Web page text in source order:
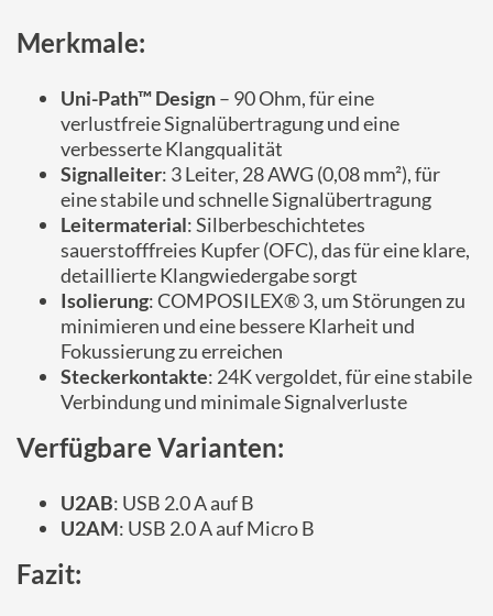
Merkmale:
Uni-Path™ Design– 90 Ohm, für eine
verlustfreie Signalübertragung und eine
verbesserte Klangqualität
Signalleiter: 3 Leiter, 28 AWG (0,08 mm²), für
eine stabile und schnelle Signalübertragung
Leitermaterial: Silberbeschichtetes
sauerstofffreies Kupfer (OFC), das für eine klare,
detaillierte Klangwiedergabe sorgt
Isolierung: COMPOSILEX® 3, um Störungen zu
minimieren und eine bessere Klarheit und
Fokussierung zu erreichen
Steckerkontakte: 24K vergoldet, für eine stabile
Verbindung und minimale Signalverluste
Verfügbare Varianten:
U2AB: USB 2.0 A auf B
U2AM: USB 2.0 A auf Micro B
Fazit: